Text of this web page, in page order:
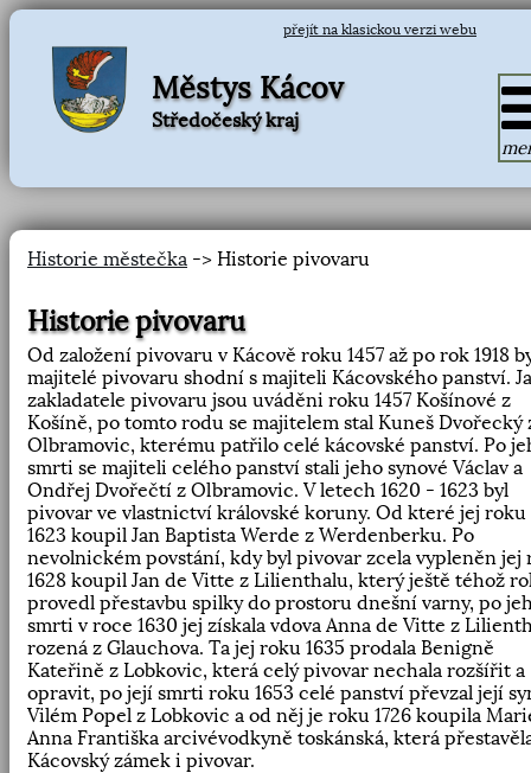
přejít na klasickou verzi webu
Městys Kácov
Středočeský kraj
Historie městečka -> Historie pivovaru
Historie pivovaru
Od založení pivovaru v Kácově roku 1457 až po rok 1918
majitelé pivovaru shodní s majiteli Kácovského panství.
zakladatele pivovaru jsou uváděni roku 1457 Košínové z
Košíně, po tomto rodu se majitelem stal Kuneš Dvořecký
Olbramovic, kterému patřilo celé kácovské panství. Po
smrti se majiteli celého panství stali jeho synové Václav a
Ondřej Dvořečtí z Olbramovic. V letech 1620 - 1623 byl
pivovar ve vlastnictví královské koruny. Od které jej roku
1623 koupil Jan Baptista Werde z Werdenberku. Po
nevolnickém povstání, kdy byl pivovar zcela vypleněn jej
1628 koupil Jan de Vitte z Lilienthalu, který ještě téhož
provedl přestavbu spilky do prostoru dnešní varny, po
smrti v roce 1630 jej získala vdova Anna de Vitte z
rozená z Glauchova. Ta jej roku 1635 prodala Benigně
Kateřině z Lobkovic, která celý pivovar nechala rozšířit a
opravit, po její smrti roku 1653 celé panství převzal její
Vilém Popel z Lobkovic a od něj je roku 1726 koupila
Anna Františka arcivévodkyně toskánská, která
Kácovský zámek i pivovar.